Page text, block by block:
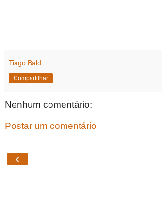
Tiago Bald
Compartilhar
Nenhum comentário:
Postar um comentário
‹